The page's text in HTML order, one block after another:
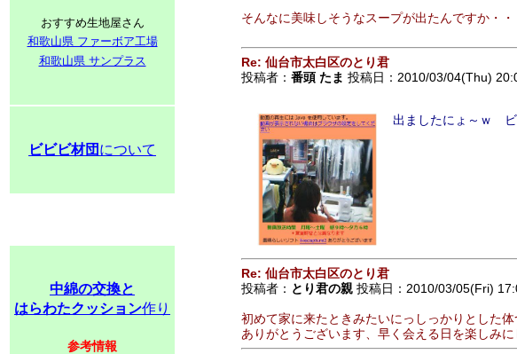
おすすめ生地屋さん
和歌山県 ファーボア工場
和歌山県 サンプラス
ビビビ材団 について
中綿の交換と
はらわたクッション作り
参考情報
そんなに美味しそうなスープが出たんですか・・
Re: 仙台市太白区のとり君
投稿者： 番頭 たま 投稿日：2010/03/04(Thu)
出ましたにょ～ｗ ビ
Re: 仙台市太白区のとり君
投稿者： とり君の親 投稿日：2010/03/05(Fri)
初めて家に来たときみたいにっしっかりとした体
ありがとうございます、早く会える日を楽しみに